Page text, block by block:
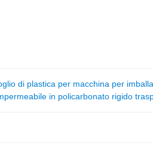
di plastica per macchina per
in policarbonato rigido